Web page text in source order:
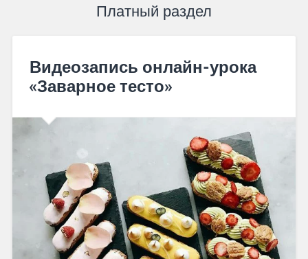
Платный раздел
Видеозапись онлайн-урока
«Заварное тесто»